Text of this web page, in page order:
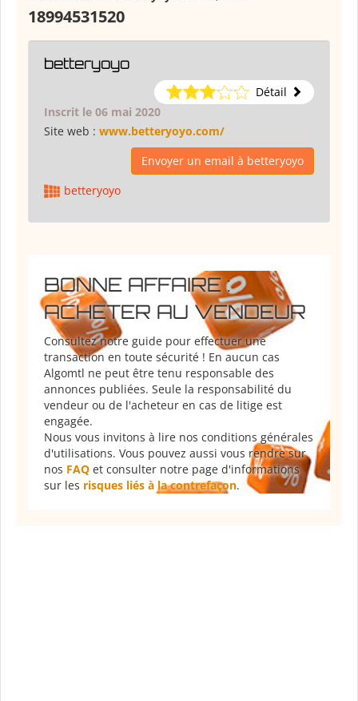
18994531520
betteryoyo
Détail
Inscrit le 06 mai 2020
Site web : www.betteryoyo.com/
Envoyer un email à betteryoyo
betteryoyo
BONNE AFFAIRE :
ACHETER AU VENDEUR
Consultez notre guide pour effectuer une
transaction en toute sécurité ! En aucun cas
Algomtl ne peut être tenu responsable des
annonces publiées. Seule la responsabilité du
vendeur ou de l'acheteur en cas de litige est
engagée.
Nous vous invitons à lire nos conditions générales
d'utilisations. Vous pouvez aussi vous rendre sur
nos FAQ et consulter notre page d'informations
sur les risques liés à la contrefaçon.